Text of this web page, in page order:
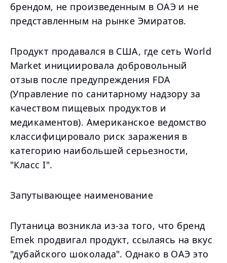
брендом, не произведенным в ОАЭ и не
представленным на рынке Эмиратов.
Продукт продавался в США, где сеть World
Market инициировала добровольный
отзыв после предупреждения FDA
(Управление по санитарному надзору за
качеством пищевых продуктов и
медикаментов). Американское ведомство
классифицировало риск заражения в
категорию наибольшей серьезности,
"Класс I".
Запутывающее наименование
Путаница возникла из-за того, что бренд
Emek продвигал продукт, ссылаясь на вкус
"дубайского шоколада". Однако в ОАЭ это